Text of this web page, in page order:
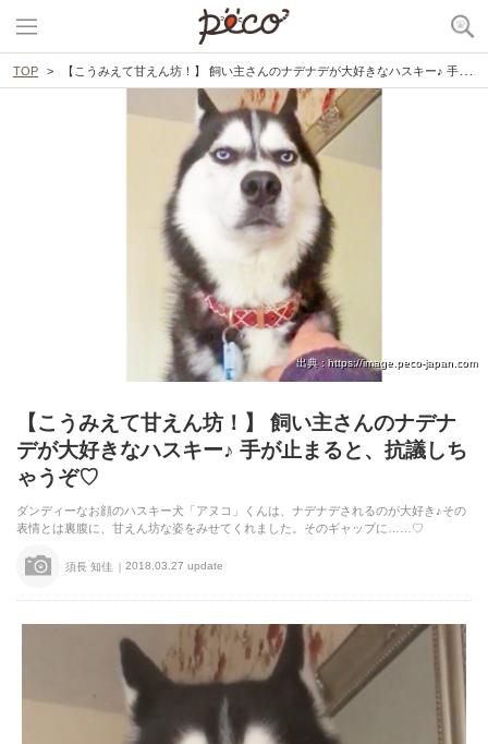
TOP 【こうみえて甘えん坊！】 飼い主さんのナデナデが大好きなハスキー♪ 手が止まると、抗議しちゃうぞ♡
出典 : https://image.peco-japan.com
【こうみえて甘えん坊！】 飼い主さんのナデナ
デが大好きなハスキー♪ 手が止まると、抗議しち
ゃうぞ♡
ダンディーなお顔のハスキー犬「アヌコ」くんは、ナデナデされるのが大好き♪その
表情とは裏腹に、甘えん坊な姿をみせてくれました。そのギャップに……♡
須長 知佳 2018.03.27 update